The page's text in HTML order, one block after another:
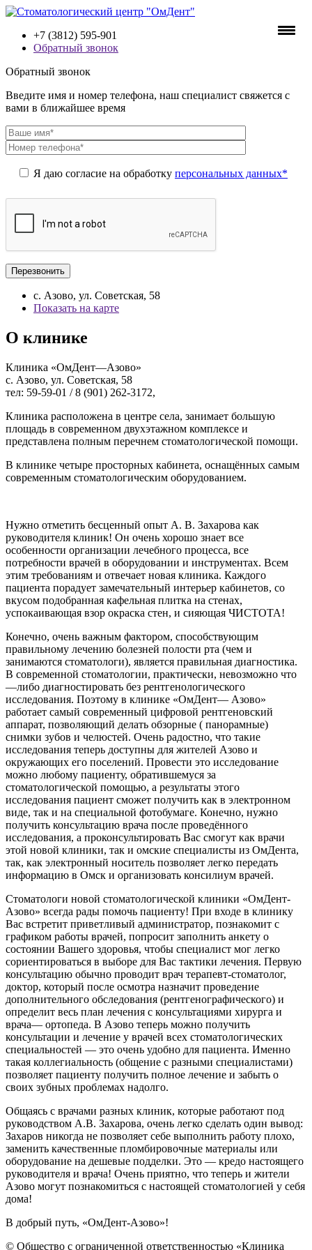
+7 (3812) 595-901
Обратный звонок
Обратный звонок
Введите имя и номер телефона, наш специалист свяжется с
вами в ближайшее время
Я даю согласие на обработку персональных данных*
с. Азово, ул. Советская, 58
Показать на карте
О клинике
Клиника «ОмДент—Азово»
с. Азово, ул. Советская, 58
тел: 59-59-01 / 8 (901) 262-3172,
Клиника расположена в центре села, занимает большую
площадь в современном двухэтажном комплексе и
представлена полным перечнем стоматологической помощи.
В клинике четыре просторных кабинета, оснащённых самым
современным стоматологическим оборудованием.
Нужно отметить бесценный опыт А. В. Захарова как
руководителя клиник! Он очень хорошо знает все
особенности организации лечебного процесса, все
потребности врачей в оборудовании и инструментах. Всем
этим требованиям и отвечает новая клиника. Каждого
пациента порадует замечательный интерьер кабинетов, со
вкусом подобранная кафельная плитка на стенах,
успокаивающая взор окраска стен, и сияющая ЧИСТОТА!
Конечно, очень важным фактором, способствующим
правильному лечению болезней полости рта (чем и
занимаются стоматологи), является правильная диагностика.
В современной стоматологии, практически, невозможно что
—либо диагностировать без рентгенологического
исследования. Поэтому в клинике «ОмДент— Азово»
работает самый современный цифровой рентгеновский
аппарат, позволяющий делать обзорные ( панорамные)
снимки зубов и челюстей. Очень радостно, что такие
исследования теперь доступны для жителей Азово и
окружающих его поселений. Провести это исследование
можно любому пациенту, обратившемуся за
стоматологической помощью, а результаты этого
исследования пациент сможет получить как в электронном
виде, так и на специальной фотобумаге. Конечно, нужно
получить консультацию врача после проведённого
исследования, а проконсультировать Вас смогут как врачи
этой новой клиники, так и омские специалисты из ОмДента,
так, как электронный носитель позволяет легко передать
информацию в Омск и организовать консилиум врачей.
Стоматологи новой стоматологической клиники «ОмДент-
Азово» всегда рады помочь пациенту! При входе в клинику
Вас встретит приветливый администратор, познакомит с
графиком работы врачей, попросит заполнить анкету о
состоянии Вашего здоровья, чтобы специалист мог легко
сориентироваться в выборе для Вас тактики лечения. Первую
консультацию обычно проводит врач терапевт-стоматолог,
доктор, который после осмотра назначит проведение
дополнительного обследования (рентгенографического) и
определит весь план лечения с консультациями хирурга и
врача— ортопеда. В Азово теперь можно получить
консультации и лечение у врачей всех стоматологических
специальностей — это очень удобно для пациента. Именно
такая коллегиальность (общение с разными специалистами)
позволяет пациенту получить полное лечение и забыть о
своих зубных проблемах надолго.
Общаясь с врачами разных клиник, которые работают под
руководством А.В. Захарова, очень легко сделать один вывод:
Захаров никогда не позволяет себе выполнить работу плохо,
заменить качественные пломбировочные материалы или
оборудование на дешевые подделки. Это — кредо настоящего
руководителя и врача! Очень приятно, что теперь и жители
Азово могут познакомиться с настоящей стоматологией у себя
дома!
В добрый путь, «ОмДент-Азово»!
© Общество с ограниченной ответственностью «Клиника